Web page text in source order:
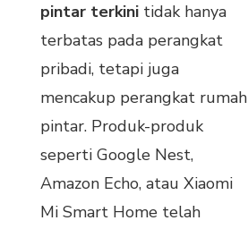
pintar terkini tidak hanya
terbatas pada perangkat
pribadi, tetapi juga
mencakup perangkat rumah
pintar. Produk-produk
seperti Google Nest,
Amazon Echo, atau Xiaomi
Mi Smart Home telah